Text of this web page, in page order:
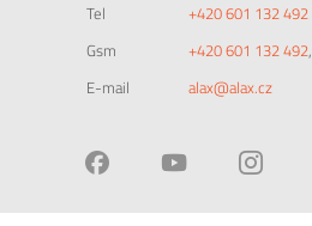
Tel
+420 601 132 492
Gsm
+420 601 132 492,
E-mail
alax@alax.cz